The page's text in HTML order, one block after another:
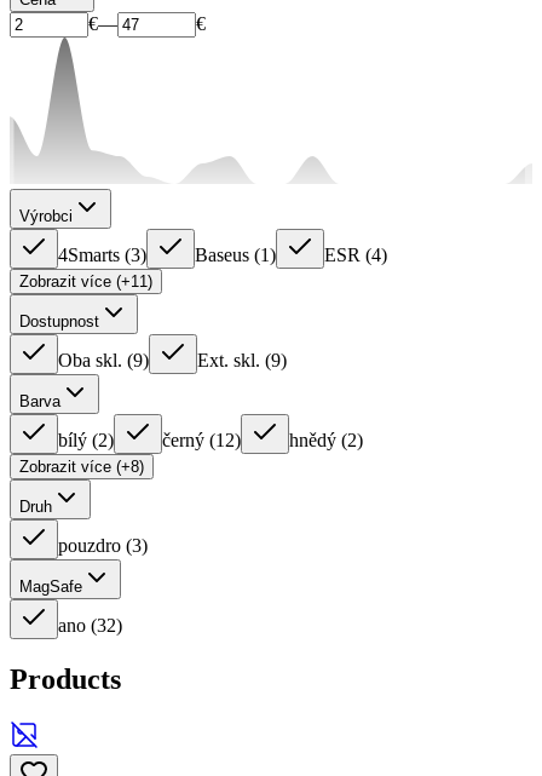
€— €
Výrobci
4Smarts (3) Baseus (1) ESR (4)
Zobrazit více (+11)
Dostupnost
Oba skl. (9) Ext. skl. (9)
Barva
bílý (2) černý (12) hnědý (2)
Zobrazit více (+8)
Druh
pouzdro (3)
MagSafe
ano (32)
Products